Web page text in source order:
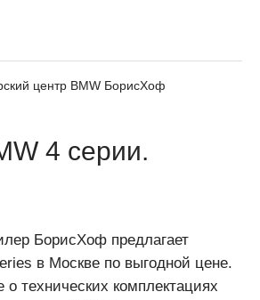
центр BMW БорисХоф
4 серии.
БорисХоф предлагает
в Москве по выгодной цене.
о технических комплектациях